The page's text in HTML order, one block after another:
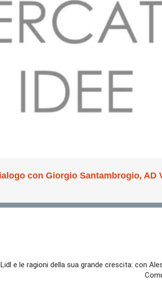
Lidl e le ragioni della sua grande crescita: con